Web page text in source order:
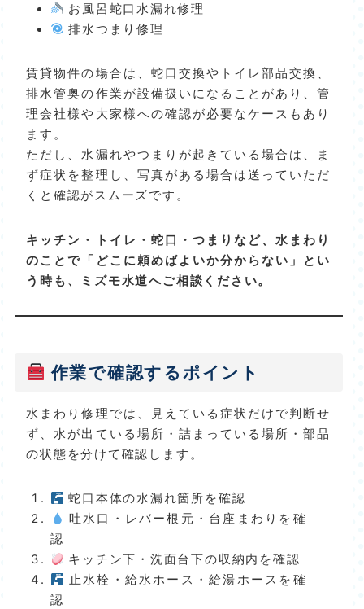
お風呂蛇口水漏れ修理
排水つまり修理
賃貸物件の場合は、蛇口交換やトイレ部品交換、
排水管奥の作業が設備扱いになることがあり、管
理会社様や大家様への確認が必要なケースもあり
ます。
ただし、水漏れやつまりが起きている場合は、ま
ず症状を整理し、写真がある場合は送っていただ
くと確認がスムーズです。
キッチン・トイレ・蛇口・つまりなど、水まわり
のことで「どこに頼めばよいか分からない」とい
う時も、ミズモ水道へご相談ください。
作業で確認するポイント
水まわり修理では、見えている症状だけで判断せ
ず、水が出ている場所・詰まっている場所・部品
の状態を分けて確認します。
蛇口本体の水漏れ箇所を確認
吐水口・レバー根元・台座まわりを確
認
キッチン下・洗面台下の収納内を確認
止水栓・給水ホース・給湯ホースを確
認